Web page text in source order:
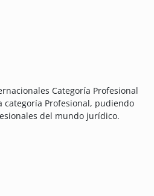
Categoría Profesional
categoría Profesional, pudiendo
del mundo jurídico.